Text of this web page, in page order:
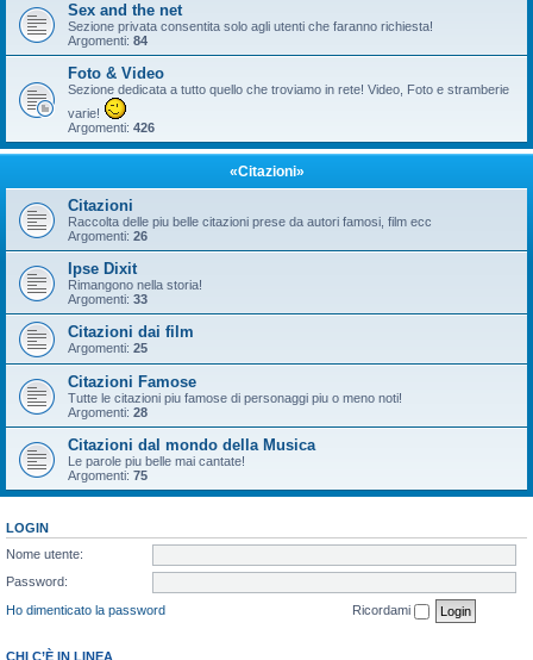
Sex and the net
Sezione privata consentita solo agli utenti che faranno richiesta!
Argomenti: 84
Foto & Video
Sezione dedicata a tutto quello che troviamo in rete! Video, Foto e stramberie
varie!
Argomenti: 426
«Citazioni»
Citazioni
Raccolta delle piu belle citazioni prese da autori famosi, film ecc
Argomenti: 26
Ipse Dixit
Rimangono nella storia!
Argomenti: 33
Citazioni dai film
Argomenti: 25
Citazioni Famose
Tutte le citazioni piu famose di personaggi piu o meno noti!
Argomenti: 28
Citazioni dal mondo della Musica
Le parole piu belle mai cantate!
Argomenti: 75
LOGIN
Nome utente:
Password:
Ho dimenticato la password
Ricordami
CHI C’È IN LINEA